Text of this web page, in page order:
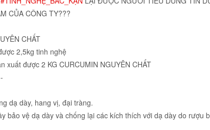
CỦA CÔNG TY???
CHẤT
2,5kg tinh nghệ
xuất được 2 KG CURCUMIN NGUYÊN CHẤT
dạ dày, hang vị, đại tràng.
bảo vệ dạ dày và chống lại các kích thích với dạ dày do rượu